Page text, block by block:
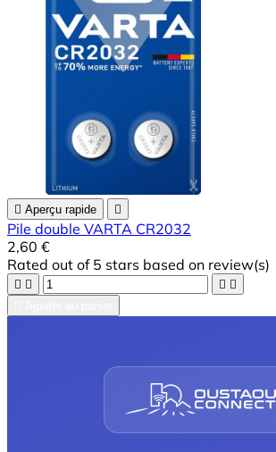
 Aperçu rapide 
Pile double VARTA CR2032
2,60 €
Rated out of 5 stars based on review(s)
   